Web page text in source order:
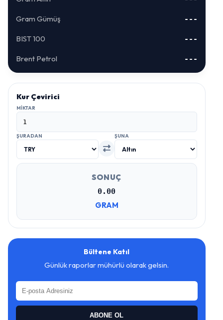
Gram Gümüş ---
BIST 100 ---
Brent Petrol ---
Kur Çevirici
MIKTAR
ŞURADAN ŞUNA
SONUÇ
0.00
GRAM
Bültene Katıl
Günlük raporlar mühürlü olarak gelsin.
ABONE OL